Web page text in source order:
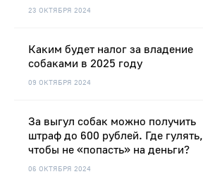
23 ОКТЯБРЯ 2024
09 ОКТЯБРЯ 2024
Каким будет налог за владение
собаками в 2025 году
06 ОКТЯБРЯ 2024
За выгул собак можно получить
штраф до 600 рублей. Где гулять,
чтобы не «попасть» на деньги?